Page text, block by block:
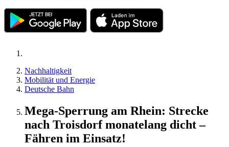
Nachhaltigkeit
Mobilität und Energie
Deutsche Bahn
Mega-Sperrung am Rhein: Strecke
nach Troisdorf monatelang dicht –
Fähren im Einsatz!